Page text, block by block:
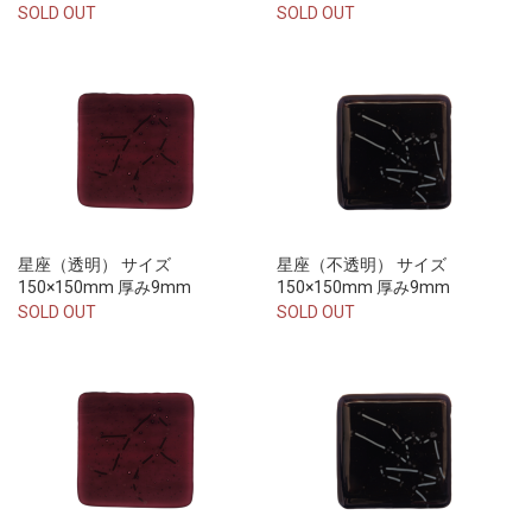
SOLD OUT
SOLD OUT
星座（透明） サイズ
150×150mm 厚み9mm
SOLD OUT
星座（不透明） サイズ
150×150mm 厚み9mm
SOLD OUT